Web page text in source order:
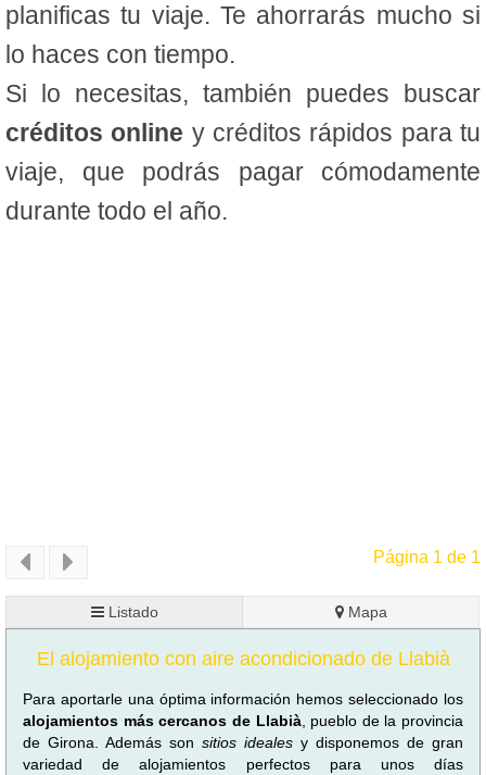
planificas tu viaje. Te ahorrarás mucho si
lo haces con tiempo.
Si lo necesitas, también puedes buscar
créditos online y créditos rápidos para tu
viaje, que podrás pagar cómodamente
durante todo el año.
Página 1 de 1
Listado Mapa
El alojamiento con aire acondicionado de Llabià
Para aportarle una óptima información hemos seleccionado los
alojamientos más cercanos de Llabià, pueblo de la provincia
de Girona. Además son sitios ideales y disponemos de gran
variedad de alojamientos perfectos para unos días